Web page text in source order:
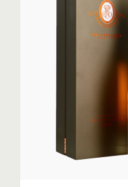
designer Philippe Starck,
millésimé qui assemble
et pinot meunier) à 25 %
(chardonnay). Les crus
Hautvillers et Cumières,
Marne, ainsi que les
Blancs. Ce champagne
malolactique. Il est non
Le brut millésimé
de pinot noir et 30 % de
proportion de 30 % de